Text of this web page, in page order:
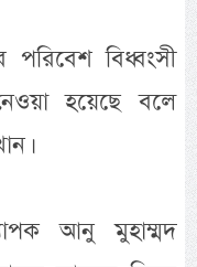
পরিবেশ বিধ্বংসী
হয়েছে বলে
আনু মুহাম্মদ